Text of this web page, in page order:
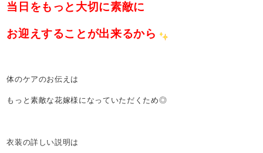
当日をもっと大切に素敵に
お迎えすることが出来るから
体のケアのお伝えは
もっと素敵な花嫁様になっていただくため◎
衣装の詳しい説明は